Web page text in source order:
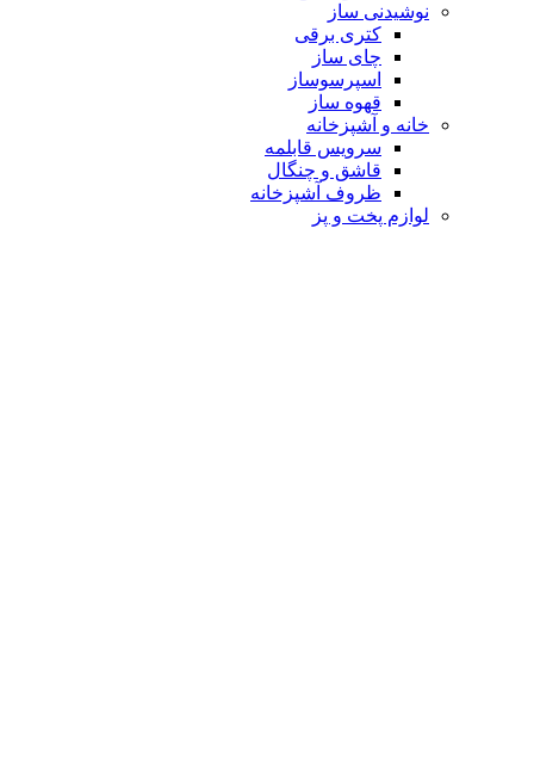
نوشیدنی ساز
کتری برقی
چای ساز
اسپرسوساز
قهوه ساز
خانه و آشپزخانه
سرویس قابلمه
قاشق و چنگال
ظروف آشپزخانه
لوازم پخت و پز